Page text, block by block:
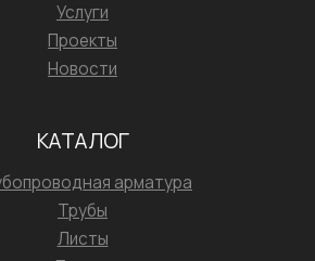
Услуги
Проекты
Новости
КАТАЛОГ
арматура
Трубы
Листы